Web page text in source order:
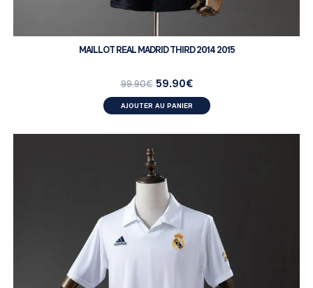
MAILLOT REAL MADRID THIRD 2014 2015
99.90€ 59.90€
AJOUTER AU PANIER